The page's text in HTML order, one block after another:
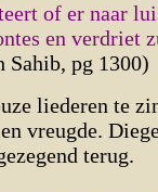
of er naar
en verdriet
Sahib, pg 1300)
liederen te
vreugde.
terug.